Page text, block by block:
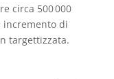
circa 500 000
incremento di
targettizzata.